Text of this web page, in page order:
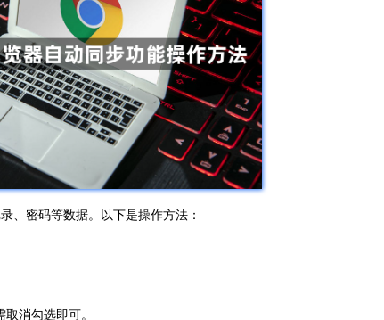
、密码等数据。以下是操作方法：
消勾选即可。